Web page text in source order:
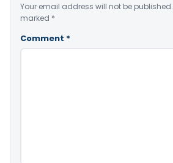
Your email address will not be published.
marked *
Comment *